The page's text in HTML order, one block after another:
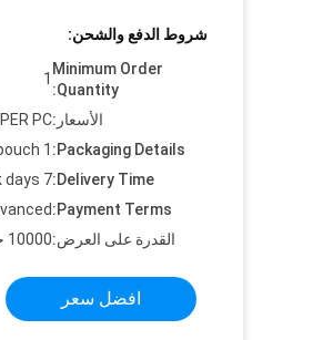
شروط الدفع والشحن:
Minimum Order
Quantity:
1
الأسعار:PC
Packaging Details:
1 pc/pouch
Delivery Time:
7 work days
Payment Terms:
القدرة على العرض:10000 جهاز كمبيوتر في الشهر
افضل سعر